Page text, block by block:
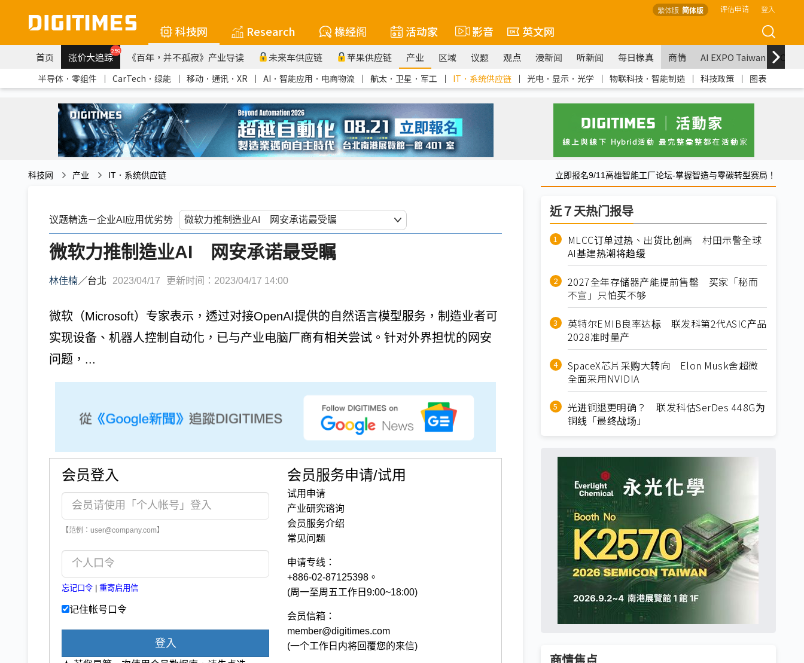
繁体版 简体版 评估申请 登入
科技网 Research 椽经阁 活动家 影音 英文网
首页 涨价大追踪259 《百年，并不孤寂》产业导读 未来车供应链 苹果供应链 产业 区域 议题 观点 漫新闻 听新闻 每日椽真 商情 AI EXPO Taiwan
半导体．零组件 ｜ CarTech．绿能 ｜ 移动．通讯．XR ｜ AI．智能应用．电商物流 ｜ 航太．卫星．军工 ｜ IT．系统供应链 ｜ 光电．显示．光学 ｜ 物联科技．智能制造 ｜ 科技政策 ｜ 图表
科技网 产业 IT．系统供应链 立即报名9/11高雄智能工厂论坛-掌握智造与零碳转型赛局！
议题精选－企业AI应用优劣势
微软力推制造业AI 网安承诺最受瞩
林佳楠／台北 2023/04/17 更新时间：2023/04/17 14:00
微软（Microsoft）专家表示，透过对接OpenAI提供的自然语言模型服务，制造业者可
实现设备、机器人控制自动化，已与产业电脑厂商有相关尝试。针对外界担忧的网安
问题，...
会员登入
【范例：user@company.com】
忘记口令 重寄启用信
记住帐号口令
登入
会员服务申请/试用
试用申请
产业研究谘询
会员服务介绍
常见问题
申请专线：
+886-02-87125398。
(周一至周五工作日9:00~18:00)
会员信箱：
member@digitimes.com
(一个工作日内将回覆您的来信)
近７天热门报导
MLCC订单过热、出货比创高 村田示警全球
AI基建热潮将趋缓
2027全年存储器产能提前售罄 买家「秘而
不宣」只怕买不够
英特尔EMIB良率达标 联发科第2代ASIC产品
2028准时量产
SpaceX芯片采购大转向 Elon Musk舍超微
全面采用NVIDIA
光进铜退更明确？ 联发科估SerDes 448G为
铜线「最终战场」